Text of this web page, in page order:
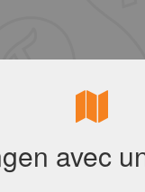
avec